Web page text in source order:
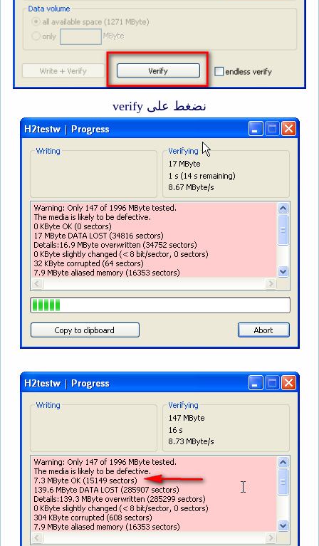
نضغط على verify